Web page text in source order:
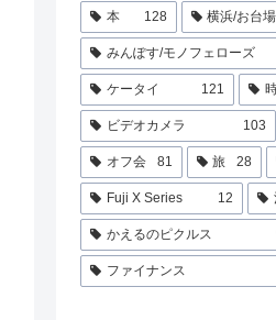
本 128 横浜/お台
みんぽす/モノフェローズ
ケータイ 121
ビデオカメラ 103
オフ会 81 旅 28
Fuji X Series 12
かえるのピクルス
ファイナンス